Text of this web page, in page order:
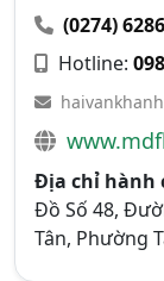
(0274)
Hotline:
Địa chỉ hành
Đồ Số 48,
Tân, Phường